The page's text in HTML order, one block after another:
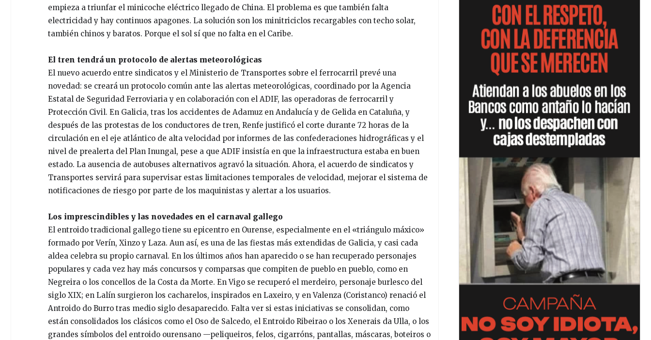
empieza a triunfar el minicoche eléctrico llegado de China. El problema es que también falta
electricidad y hay continuos apagones. La solución son los minitriciclos recargables con techo solar,
también chinos y baratos. Porque el sol sí que no falta en el Caribe.
El tren tendrá un protocolo de alertas meteorológicas
El nuevo acuerdo entre sindicatos y el Ministerio de Transportes sobre el ferrocarril prevé una
novedad: se creará un protocolo común ante las alertas meteorológicas, coordinado por la Agencia
Estatal de Seguridad Ferroviaria y en colaboración con el ADIF, las operadoras de ferrocarril y
Protección Civil. En Galicia, tras los accidentes de Adamuz en Andalucía y de Gelida en Cataluña, y
después de las protestas de los conductores de tren, Renfe justificó el corte durante 72 horas de la
circulación en el eje atlántico de alta velocidad por informes de las confederaciones hidrográficas y el
nivel de prealerta del Plan Inungal, pese a que ADIF insistía en que la infraestructura estaba en buen
estado. La ausencia de autobuses alternativos agravó la situación. Ahora, el acuerdo de sindicatos y
Transportes servirá para supervisar estas limitaciones temporales de velocidad, mejorar el sistema de
notificaciones de riesgo por parte de los maquinistas y alertar a los usuarios.
Los imprescindibles y las novedades en el carnaval gallego
El entroido tradicional gallego tiene su epicentro en Ourense, especialmente en el «triángulo máxico»
formado por Verín, Xinzo y Laza. Aun así, es una de las fiestas más extendidas de Galicia, y casi cada
aldea celebra su propio carnaval. En los últimos años han aparecido o se han recuperado personajes
populares y cada vez hay más concursos y comparsas que compiten de pueblo en pueblo, como en
Negreira o los concellos de la Costa da Morte. En Vigo se recuperó el merdeiro, personaje burlesco del
siglo XIX; en Lalín surgieron los cacharelos, inspirados en Laxeiro, y en Valenza (Coristanco) renació el
Antroido do Burro tras medio siglo desaparecido. Falta ver si estas iniciativas se consolidan, como
están consolidados los clásicos como el Oso de Salcedo, el Entroido Ribeirao o los Xenerais da Ulla, o los
grandes símbolos del entroido ourensano —peliqueiros, felos, cigarróns, pantallas, máscaras, boteiros o